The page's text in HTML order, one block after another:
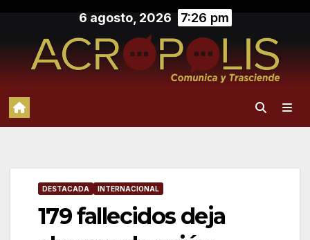
contenido
6 agosto, 2026 7:26 pm
DESTACADA INTERNACIONAL
179 fallecidos deja